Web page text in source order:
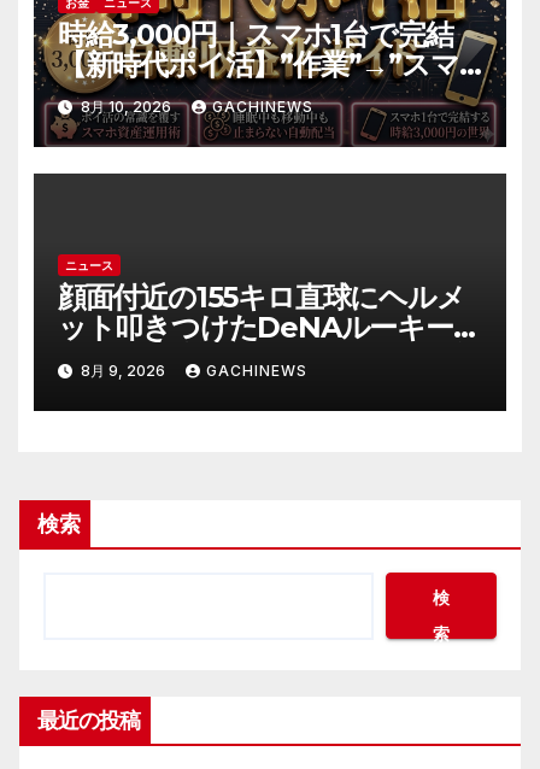
時給3,000円｜スマホ1台で完結
【新時代ポイ活】”作業”→”スマ
ホ資産の運用”へ｜自動収益の仕
組み化の全手順
8月 10, 2026 GACHINEWS
ニュース
顔面付近の155キロ直球にヘルメ
ット叩きつけたDeNAルーキー宮
下朝陽に擁護の声 「負けん気必
要」と球団OB(J-CASTニュース)
8月 9, 2026 GACHINEWS
検索
検
索
最近の投稿